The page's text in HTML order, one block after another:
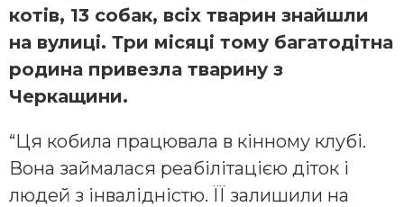
котів, 13 собак, всіх тварин знайшли
на вулиці. Три місяці тому багатодітна
родина привезла тварину з
Черкащини.
“Ця кобила працювала в кінному клубі.
Вона займалася реабілітацією діток і
людей з інвалідністю. ЇЇ залишили на